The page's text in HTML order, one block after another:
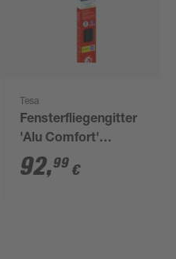
Tesa
Fensterfliegengitter
'Alu Comfort'
anthrazit 140 x 150
cm
92,99 €